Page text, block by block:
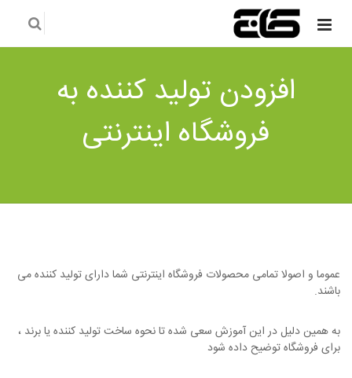
افزودن تولید کننده به
فروشگاه اینترنتی
عموما و اصولا تمامی محصولات فروشگاه اینترنتی شما دارای تولید کننده می
باشند.
به همین دلیل در این آموزش سعی شده تا نحوه ساخت تولید کننده یا برند ،
برای فروشگاه توضیح داده شود